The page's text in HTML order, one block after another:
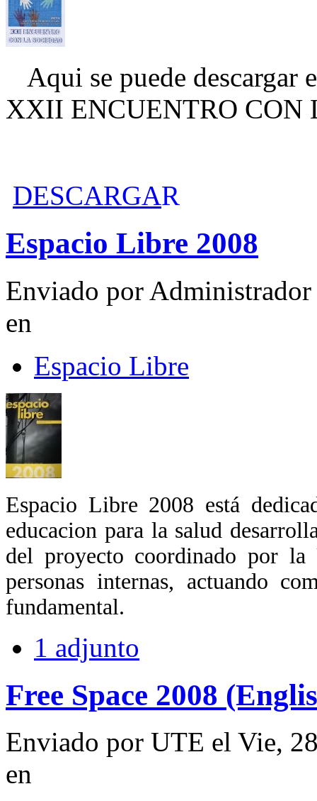
Aqui se puede descargar
XXII ENCUENTRO CON
DESCARGAR
Espacio Libre 2008
Enviado por
en
Espacio Libre
Espacio Libre 2008 está
educacion para la salud
del proyecto coordinado por
personas internas, actuando
fundamental.
1 adjunto
Free Space 2008
Enviado por UTE el Vie,
en